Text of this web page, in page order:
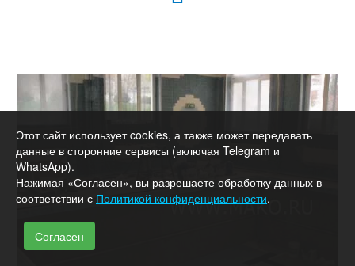
Этот сайт использует cookies, а также может передавать
данные в сторонние сервисы (включая Telegram и
WhatsApp).
Нажимая «Согласен», вы разрешаете обработку данных в
соответствии с Политикой конфиденциальности.
Согласен